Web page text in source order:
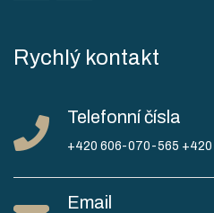
Rychlý kontakt
Telefonní čísla
+420 606-070-565
Email